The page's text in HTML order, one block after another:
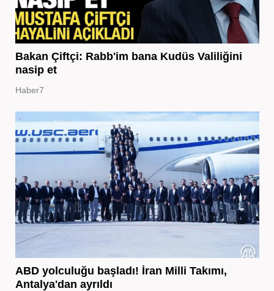
Bakan Çiftçi: Rabb'im bana Kudüs Valiliğini
nasip et
Haber7
ABD yolculuğu başladı! İran Milli Takımı,
Antalya'dan ayrıldı